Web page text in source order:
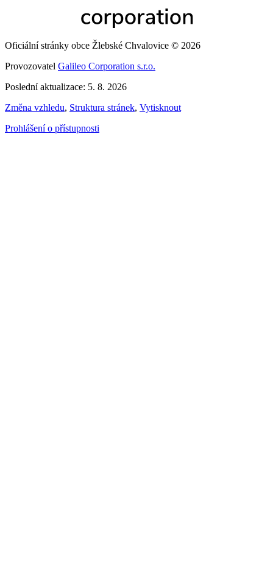
Oficiální stránky obce Žlebské Chvalovice © 2026
Provozovatel Galileo Corporation s.r.o.
Poslední aktualizace: 5. 8. 2026
Změna vzhledu, Struktura stránek, Vytisknout
Prohlášení o přístupnosti